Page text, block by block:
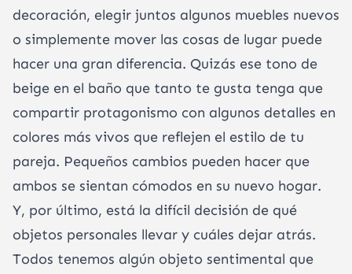
decoración, elegir juntos algunos muebles nuevos
o simplemente mover las cosas de lugar puede
hacer una gran diferencia. Quizás ese tono de
beige en el baño que tanto te gusta tenga que
compartir protagonismo con algunos detalles en
colores más vivos que reflejen el estilo de tu
pareja. Pequeños cambios pueden hacer que
ambos se sientan cómodos en su nuevo hogar.
Y, por último, está la difícil decisión de qué
objetos personales llevar y cuáles dejar atrás.
Todos tenemos algún objeto sentimental que